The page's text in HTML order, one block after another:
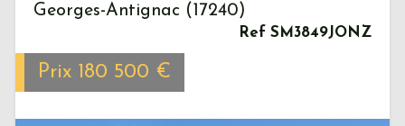
Georges-Antignac (17240)
Ref SM3849JONZ
Prix 180 500 €